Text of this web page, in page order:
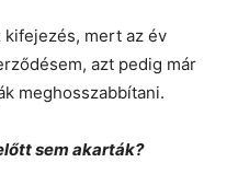
mert az év
azt pedig már
meghosszabbítani.
sem akarták?